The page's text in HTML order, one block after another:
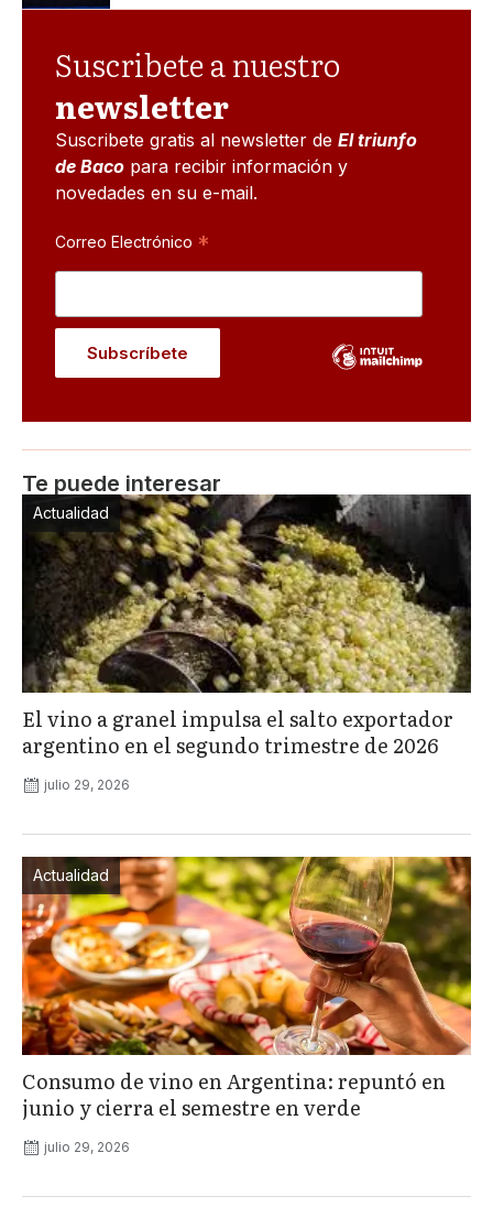
Suscribete a nuestro
newsletter
Suscribete gratis al newsletter de El triunfo
de Baco para recibir información y
novedades en su e-mail.
Correo Electrónico *
Te puede interesar
Actualidad
El vino a granel impulsa el salto exportador
argentino en el segundo trimestre de 2026
julio 29, 2026
Actualidad
Consumo de vino en Argentina: repuntó en
junio y cierra el semestre en verde
julio 29, 2026